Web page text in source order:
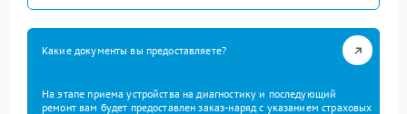
Какие документы вы предоставляете?
На этапе приема устройства на диагностику и последующий
ремонт вам будет предоставлен заказ-наряд с указанием страховых